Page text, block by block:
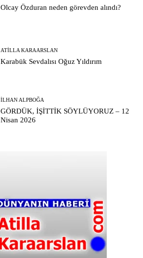
Olcay Özduran neden görevden alındı?
ATILLA KARAARSLAN
Karabük Sevdalısı Oğuz Yıldırım
İLHAN ALPBOĞA
GÖRDÜK, İŞİTTİK SÖYLÜYORUZ – 12
Nisan 2026